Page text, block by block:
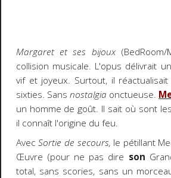
Margaret et ses bijoux(BedRoom/
collision musicale. L'opus délivrait
vif et joyeux. Surtout, il
sixties. Sans nostalgia onctueuse.
un homme de goût. Il sait où sont
il connaît l'origine du feu.
AvecSortie de secours, le pétillant
Œuvre (pour ne pas dire son
total, sans scories, sans un